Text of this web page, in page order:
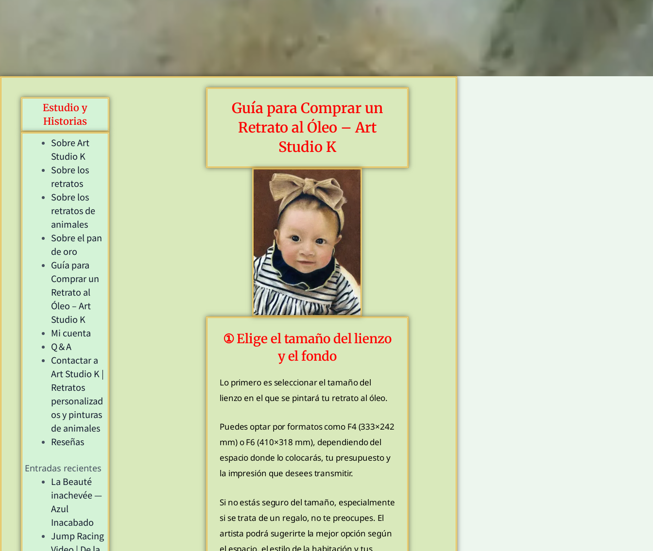
Estudio y
Historias
Sobre Art
Studio K
Sobre los
retratos
Sobre los
retratos de
animales
Sobre el pan
de oro
Guía para
Comprar un
Retrato al
Óleo – Art
Studio K
Mi cuenta
Q＆A
Contactar a
Art Studio K |
Retratos
personalizad
os y pinturas
de animales
Reseñas
Entradas recientes
La Beauté
inachevée —
Azul
Inacabado
Jump Racing
Guía para Comprar un
Retrato al Óleo – Art
Studio K
① Elige el tamaño del lienzo
y el fondo
Lo primero es seleccionar el tamaño del
lienzo en el que se pintará tu retrato al óleo.
Puedes optar por formatos como F4 (333×242
mm) o F6 (410×318 mm), dependiendo del
espacio donde lo colocarás, tu presupuesto y
la impresión que desees transmitir.
Si no estás seguro del tamaño, especialmente
si se trata de un regalo, no te preocupes. El
artista podrá sugerirte la mejor opción según
el espacio, el estilo de la habitación y tus